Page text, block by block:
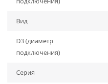
Вид
D3 (диаметр
подключения)
Серия